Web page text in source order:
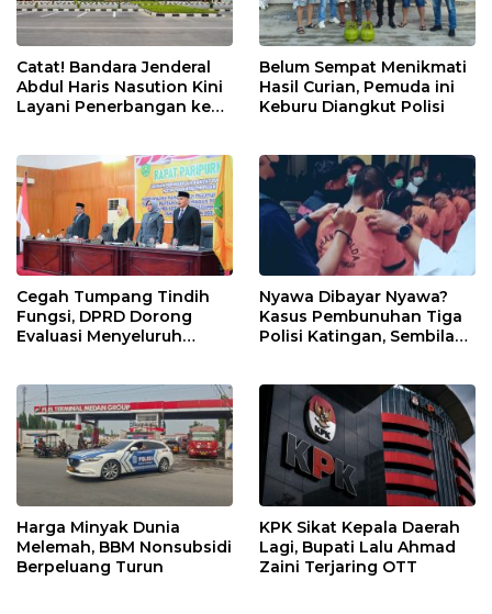
Catat! Bandara Jenderal
Abdul Haris Nasution Kini
Layani Penerbangan ke
Belum Sempat Menikmati
Hasil Curian, Pemuda ini
Keburu Diangkut Polisi
Cegah Tumpang Tindih
Fungsi, DPRD Dorong
Evaluasi Menyeluruh
Nyawa Dibayar Nyawa?
Kasus Pembunuhan Tiga
Polisi Katingan, Sembilan
Harga Minyak Dunia
Melemah, BBM Nonsubsidi
Berpeluang Turun
KPK Sikat Kepala Daerah
Lagi, Bupati Lalu Ahmad
Zaini Terjaring OTT